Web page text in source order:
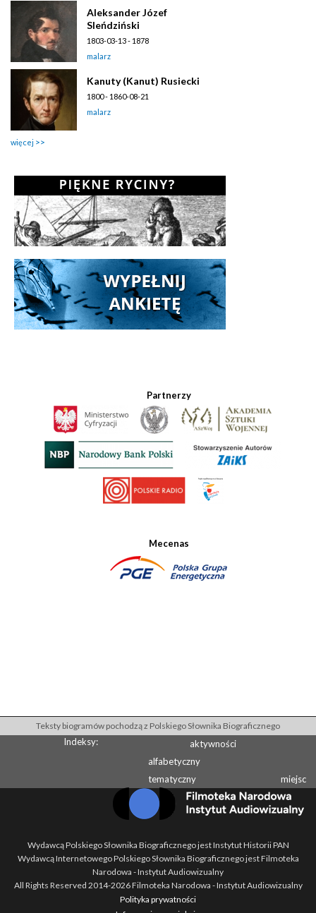
Aleksander Józef
Sleńdziński
1803-03-13 - 1878
malarz
Kanuty (Kanut) Rusiecki
1800 - 1860-08-21
malarz
więcej
Partnerzy
Mecenas
Teksty biogramów pochodzą z Polskiego Słownika Biograficznego
Indeksy:
aktywności
alfabetyczny
tematyczny
miejsc
Wydawcą Polskiego Słownika Biograficznego jest Instytut Historii PAN
Wydawcą Internetowego Polskiego Słownika Biograficznego jest Filmoteka
Narodowa - Instytut Audiowizualny
All Rights Reserved 2014-2026Filmoteka Narodowa - Instytut Audiowizualny
Polityka prywatności